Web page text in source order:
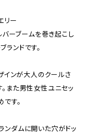
リー
ーブームを巻き起こし
ンドです。
インが大人のクールさ
。また男性女性ユニセッ
す。
ンダムに開いた穴がドッ